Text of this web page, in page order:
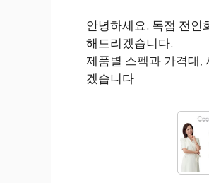
안녕하세요. 독점 전인
해드리겠습니다.
제품별 스펙과 가격대,
겠습니다